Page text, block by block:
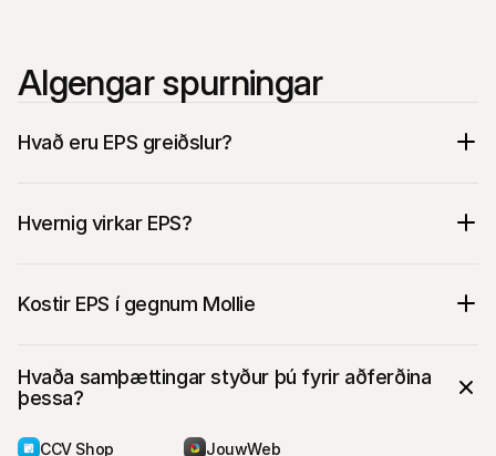
Algengar spurningar
Hvað eru EPS greiðslur?
Hvernig virkar EPS?
yfir þátttakendabanka.
Eftir að hafa valið bankann skráir
Í netbankanum fer viðskiptavinurinn yfir
áður fylltir greiðsluupplýsingar.
Ef allar upplýsingar eru réttar samþykkir
Eftir að samþykkt hefur verið fer
Kostir EPS í gegnum Mollie
Hvaða samþættingar styður þú fyrir aðferðina
þessa?
CCV Shop JouwWeb